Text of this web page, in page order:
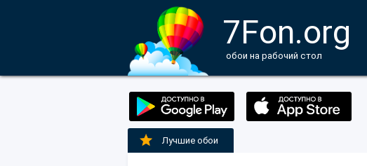
7Fon.org
обои на рабочий стол
Лучшие обои